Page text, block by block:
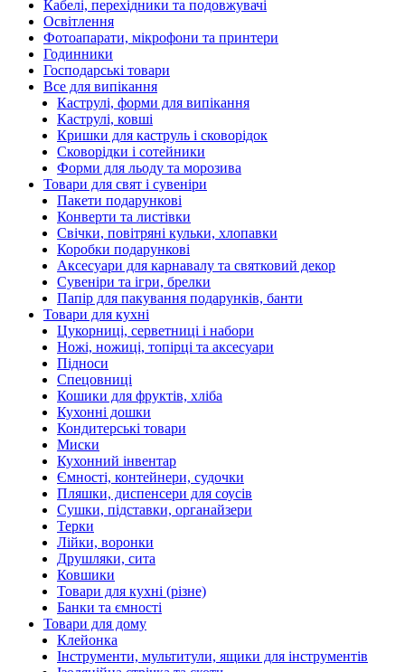
Кабелі, перехідники та подовжувачі
Освітлення
Фотоапарати, мікрофони та принтери
Годинники
Господарські товари
Все для випікання
Каструлі, форми для випікання
Каструлі, ковші
Кришки для каструль і сковорідок
Сковорідки і сотейники
Форми для льоду та морозива
Товари для свят і сувеніри
Пакети подарункові
Конверти та листівки
Свічки, повітряні кульки, хлопавки
Коробки подарункові
Аксесуари для карнавалу та святковий декор
Сувеніри та ігри, брелки
Папір для пакування подарунків, банти
Товари для кухні
Цукорниці, серветниці і набори
Ножі, ножиці, топірці та аксесуари
Підноси
Спецовниці
Кошики для фруктів, хліба
Кухонні дошки
Кондитерські товари
Миски
Кухонний інвентар
Ємності, контейнери, судочки
Пляшки, диспенсери для соусів
Сушки, підставки, органайзери
Терки
Лійки, воронки
Друшляки, сита
Ковшики
Товари для кухні (різне)
Банки та ємності
Товари для дому
Клейонка
Інструменти, мультитули, ящики для інструментів